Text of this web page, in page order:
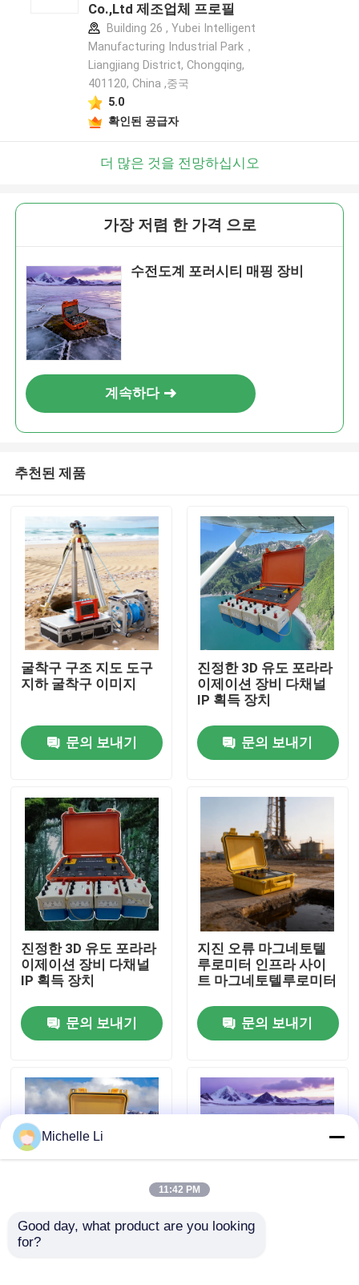
홈
제품 소개
회사 소개
공장 투어
품질 관리
연락처
견적 요청
지구 물리학 저항성 계량기
Co.,Ltd 제조업체 프로필
Building 26 , Yubei Intelligent
Manufacturing Industrial Park，
Liangjiang District, Chongqing,
401120, China ,중국
5.0
확인된 공급자
더 많은 것을 전망하십시오
가장 저렴 한 가격 으로
수전도계 포러시티 매핑 장비
계속하다
추천된 제품
굴착구 구조 지도 도구
지하 굴착구 이미지
문의 보내기
진정한 3D 유도 포라라
이제이션 장비 다채널
IP 획득 장치
문의 보내기
진정한 3D 유도 포라라
이제이션 장비 다채널
IP 획득 장치
문의 보내기
지진 오류 마그네토텔
루로미터 인프라 사이
트 마그네토텔루로미터
문의 보내기
가루트 봉인 무결성 뷰
어 패커 설정 확인 카메
수전도계 포러시티 매
Michelle Li
11:42 PM
Good day, what product are you looking
for?